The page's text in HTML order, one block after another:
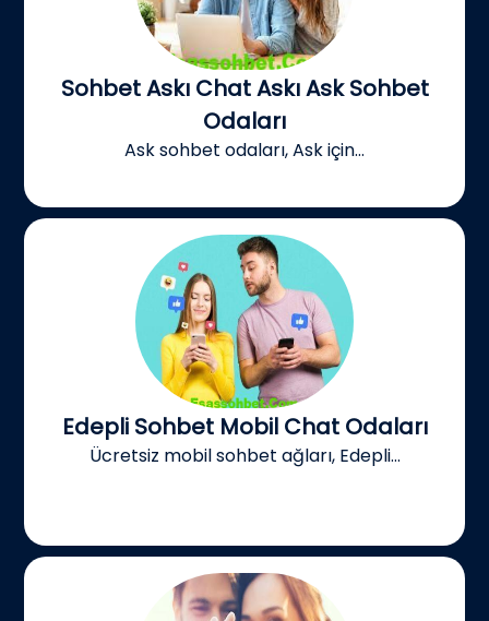
Sohbet Askı Chat Askı Ask Sohbet
Odaları
Ask sohbet odaları, Ask için...
Edepli Sohbet Mobil Chat Odaları
Ücretsiz mobil sohbet ağları, Edepli...